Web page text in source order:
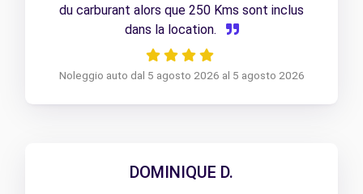
du carburant alors que 250 Kms sont inclus
dans la location.
Noleggio auto dal 5 agosto 2026 al 5 agosto 2026
DOMINIQUE D.